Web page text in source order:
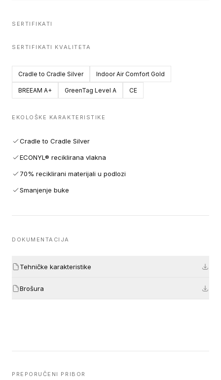
SERTIFIKATI
SERTIFIKATI KVALITETA
Cradle to Cradle Silver Indoor Air Comfort Gold
BREEAM A+ GreenTag Level A CE
EKOLOŠKE KARAKTERISTIKE
Cradle to Cradle Silver
ECONYL® reciklirana vlakna
70% reciklirani materijali u podlozi
Smanjenje buke
DOKUMENTACIJA
Tehničke karakteristike
Brošura
PREPORUČENI PRIBOR